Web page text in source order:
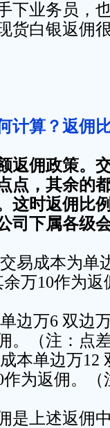
下业务员，
货白银返佣
计算？返佣
返佣政策。
点，其余的
这时返佣比
司下属各级
交易成本为单
万10作为返
边万6 双边
。（注：点
本单边万12
为返佣。（
是上述返佣